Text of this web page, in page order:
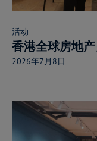
活动
香港全球房地
2026年7月8日